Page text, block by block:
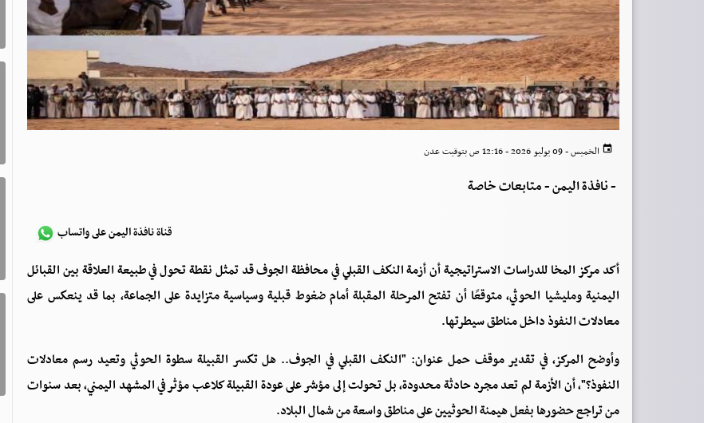
الخميس - 09 يوليو 2026 - 12:16 ص بتوقيت عدن
-نافذة اليمن - متابعات خاصة
قناة نافذة اليمن على واتساب
أكد مركز المخا للدراسات الاستراتيجية أن أزمة النكف القبلي في محافظة الجوف قد تمثل نقطة تحول في طبيعة العلاقة بين القبائل
اليمنية ومليشيا الحوثي، متوقعًا أن تفتح المرحلة المقبلة أمام ضغوط قبلية وسياسية متزايدة على الجماعة، بما قد ينعكس على
معادلات النفوذ داخل مناطق سيطرتها.
وأوضح المركز، في تقدير موقف حمل عنوان: "النكف القبلي في الجوف.. هل تكسر القبيلة سطوة الحوثي وتعيد رسم معادلات
النفوذ؟"، أن الأزمة لم تعد مجرد حادثة محدودة، بل تحولت إلى مؤشر على عودة القبيلة كلاعب مؤثر في المشهد اليمني، بعد سنوات
من تراجع حضورها بفعل هيمنة الحوثيين على مناطق واسعة من شمال البلاد.